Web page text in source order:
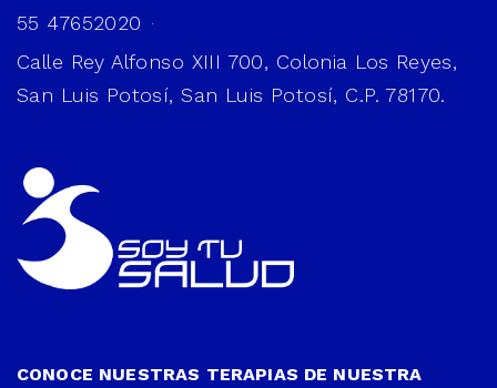
55 47652020
Calle Rey Alfonso XIII 700, Colonia Los Reyes,
San Luis Potosí, San Luis Potosí, C.P. 78170.
CONOCE NUESTRAS TERAPIAS DE NUESTRA